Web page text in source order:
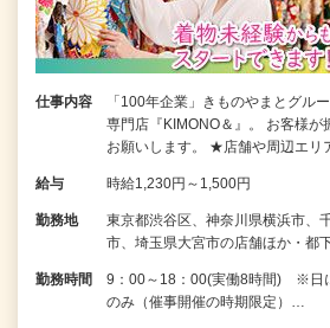
仕事内容
「100年企業」きものやまとグル
専門店『KIMONO＆』。 お客様が
お願いします。 ★店舗や周辺エリ
給与 時給1,230円～1,500円
勤務地
東京都渋谷区、神奈川県横浜市、
市、埼玉県大宮市の店舗ほか・都
勤務時間
9：00～18：00(実働8時間) ※日
のみ（催事開催の時期限定）…